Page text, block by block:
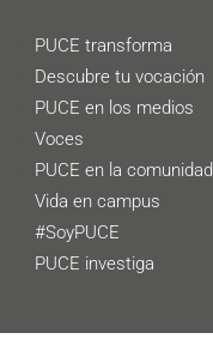
PUCE transforma
Descubre tu vocación
PUCE en los medios
Voces
PUCE en la comunidad
Vida en campus
#SoyPUCE
PUCE investiga